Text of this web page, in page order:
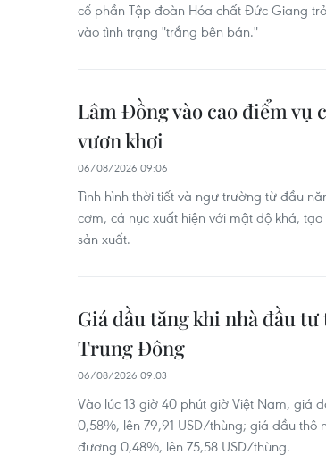
cổ phần Tập đoàn Hóa chất Đức Giang
vào tình trạng "trắng bên bán."
Lâm Đồng vào cao điểm vụ
vươn khơi
06/08/2026 09:06
Tình hình thời tiết và ngư trường từ đầu
cơm, cá nục xuất hiện với mật độ khá,
sản xuất.
Giá dầu tăng khi nhà đầu
Trung Đông
06/08/2026 09:03
Vào lúc 13 giờ 40 phút giờ Việt Nam, giá
0,58%, lên 79,91 USD/thùng; giá dầu
đương 0,48%, lên 75,58 USD/thùng.